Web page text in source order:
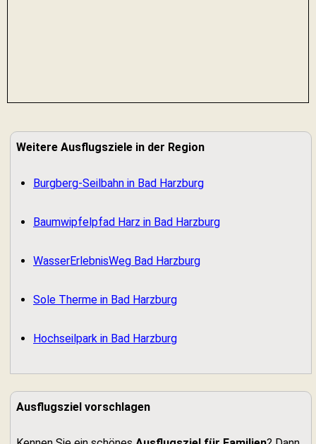
Weitere Ausflugsziele in der Region
Burgberg-Seilbahn in Bad Harzburg
Baumwipfelpfad Harz in Bad Harzburg
WasserErlebnisWeg Bad Harzburg
Sole Therme in Bad Harzburg
Hochseilpark in Bad Harzburg
Ausflugsziel vorschlagen